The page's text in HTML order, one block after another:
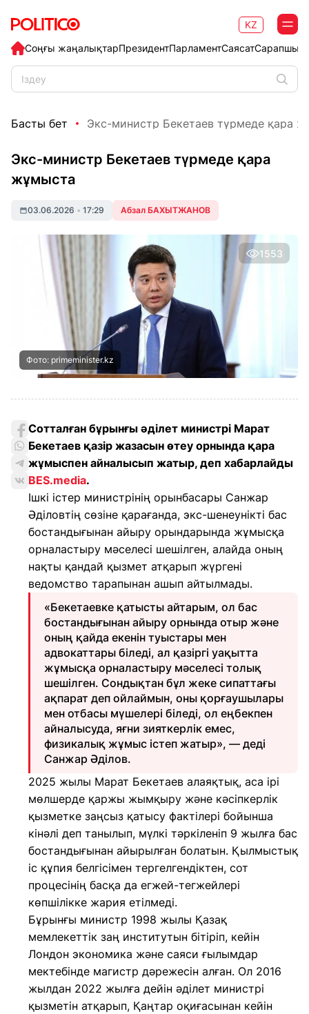
Соңғы жаңалықтарПрезидентПарламентСаясат
KZ
Басты бет Экс-министр Бекетаев түрмеде қара
Экс-министр Бекетаев түрмеде қара
жұмыста
03.06.2026 • 17:29 Абзал БАХЫТЖАНОВ
1553
Фото: primeminister.kz
Сотталған бұрынғы әділет министрі Марат
Бекетаев қазір жазасын өтеу орнында қара
жұмыспен айналысып жатыр, деп хабарлайды
BES.media.
Ішкі істер министрінің орынбасары Санжар
Әділовтің сөзіне қарағанда, экс-шенеунікті бас
бостандығынан айыру орындарында жұмысқа
орналастыру мәселесі шешілген, алайда оның
нақты қандай қызмет атқарып жүргені
ведомство тарапынан ашып айтылмады.
«Бекетаевке қатысты айтарым, ол бас
бостандығынан айыру орнында отыр және
оның қайда екенін туыстары мен
адвокаттары біледі, ал қазіргі уақытта
жұмысқа орналастыру мәселесі толық
шешілген. Сондықтан бұл жеке сипаттағы
ақпарат деп ойлаймын, оны қорғаушылары
мен отбасы мүшелері біледі, ол еңбекпен
айналысуда, яғни зияткерлік емес,
физикалық жұмыс істеп жатыр», — деді
Санжар Әділов.
2025 жылы Марат Бекетаев алаяқтық, аса ірі
мөлшерде қаржы жымқыру және кәсіпкерлік
қызметке заңсыз қатысу фактілері бойынша
кінәлі деп танылып, мүлкі тәркіленіп 9 жылға бас
бостандығынан айырылған болатын. Қылмыстық
іс құпия белгісімен тергелгендіктен, сот
процесінің басқа да егжей-тегжейлері
көпшілікке жария етілмеді.
Бұрынғы министр 1998 жылы Қазақ
мемлекеттік заң институтын бітіріп, кейін
Лондон экономика және саяси ғылымдар
мектебінде магистр дәрежесін алған. Ол 2016
жылдан 2022 жылға дейін әділет министрі
қызметін атқарып, Қаңтар оқиғасынан кейін